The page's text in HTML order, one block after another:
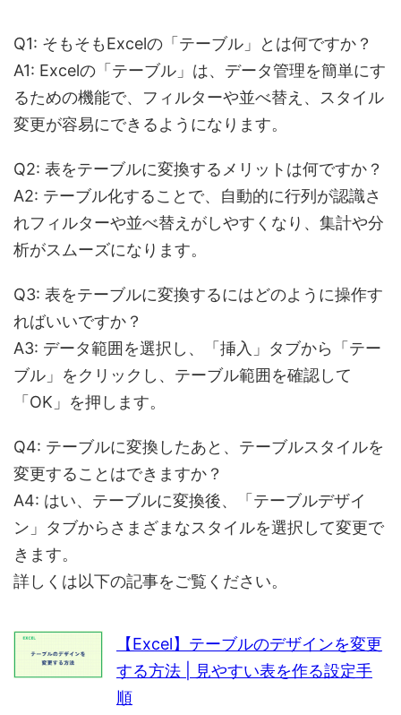
Q1: そもそもExcelの「テーブル」とは何ですか？
A1: Excelの「テーブル」は、データ管理を簡単にす
るための機能で、フィルターや並べ替え、スタイル
変更が容易にできるようになります。
Q2: 表をテーブルに変換するメリットは何ですか？
A2: テーブル化することで、自動的に行列が認識さ
れフィルターや並べ替えがしやすくなり、集計や分
析がスムーズになります。
Q3: 表をテーブルに変換するにはどのように操作す
ればいいですか？
A3: データ範囲を選択し、「挿入」タブから「テー
ブル」をクリックし、テーブル範囲を確認して
「OK」を押します。
Q4: テーブルに変換したあと、テーブルスタイルを
変更することはできますか？
A4: はい、テーブルに変換後、「テーブルデザイ
ン」タブからさまざまなスタイルを選択して変更で
きます。
詳しくは以下の記事をご覧ください。
【Excel】テーブルのデザインを変更
する方法 | 見やすい表を作る設定手
順